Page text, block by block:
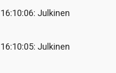
Julkinen
Julkinen